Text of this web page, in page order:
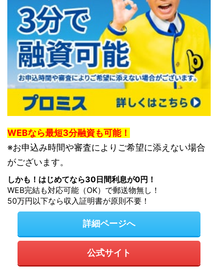
WEBなら最短3分融資も可能！
※お申込み時間や審査によりご希望に添えない場合
がございます。
しかも！はじめてなら30日間利息が0円！
WEB完結も対応可能（OK）で郵送物無し！
50万円以下なら収入証明書が原則不要！
詳細ページへ
公式サイト